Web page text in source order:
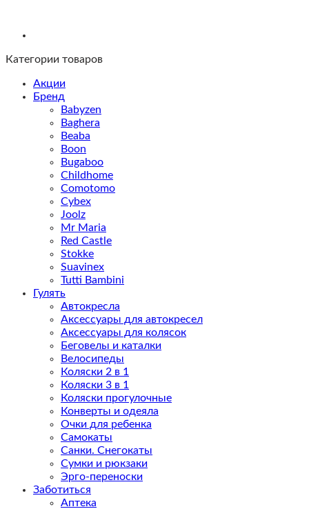
Категории товаров
Акции
Бренд
Babyzen
Baghera
Beaba
Boon
Bugaboo
Childhome
Comotomo
Cybex
Joolz
Mr Maria
Red Castle
Stokke
Suavinex
Tutti Bambini
Гулять
Автокресла
Аксессуары для автокресел
Аксессуары для колясок
Беговелы и каталки
Велосипеды
Коляски 2 в 1
Коляски 3 в 1
Коляски прогулочные
Конверты и одеяла
Очки для ребенка
Самокаты
Санки. Снегокаты
Сумки и рюкзаки
Эрго-переноски
Заботиться
Аптека